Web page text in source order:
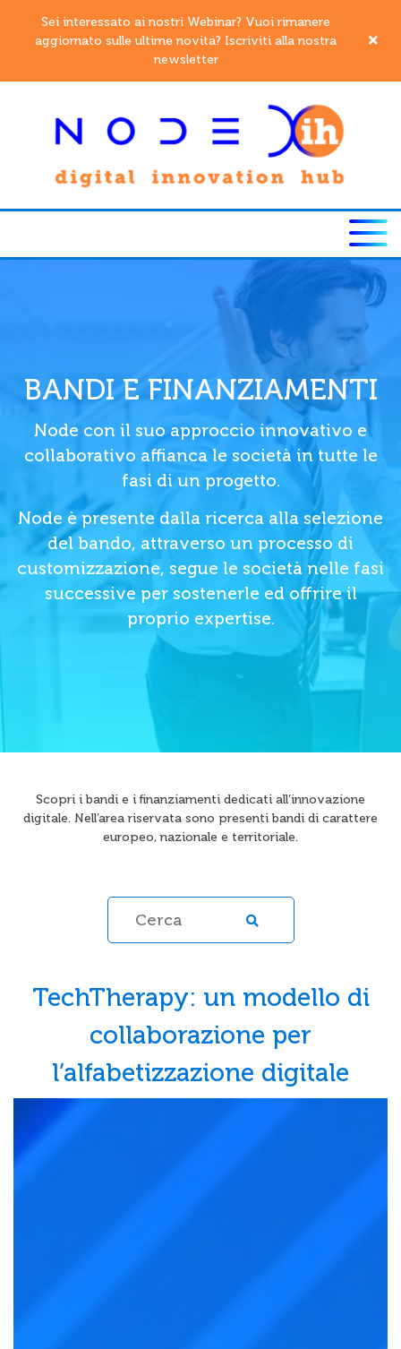
Sei interessato ai nostri Webinar? Vuoi rimanere
aggiornato sulle ultime novitá? Iscriviti alla nostra
newsletter
BANDI E FINANZIAMENTI
Node con il suo approccio innovativo e
collaborativo affianca le società in tutte le
fasi di un progetto.
Node è presente dalla ricerca alla selezione
del bando, attraverso un processo di
customizzazione, segue le società nelle fasi
successive per sostenerle ed offrire il
proprio expertise.
Scopri i bandi e i finanziamenti dedicati all’innovazione
digitale. Nell’area riservata sono presenti bandi di carattere
europeo, nazionale e territoriale.
TechTherapy: un modello di
collaborazione per
l’alfabetizzazione digitale